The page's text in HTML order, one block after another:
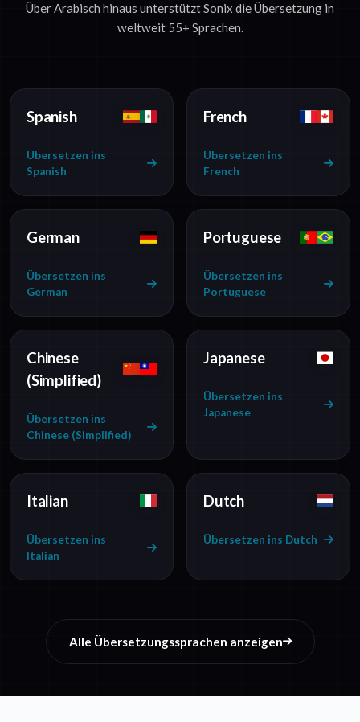
Über Arabisch hinaus unterstützt Sonix die Übersetzung in
weltweit 55+ Sprachen.
Spanish
Übersetzen ins
Spanish
French
Übersetzen ins
French
German
Übersetzen ins
German
Portuguese
Übersetzen ins
Portuguese
Chinese
(Simplified)
Übersetzen ins
Chinese (Simplified)
Japanese
Übersetzen ins
Japanese
Italian
Übersetzen ins
Italian
Dutch
Übersetzen ins Dutch
Alle Übersetzungssprachen anzeigen